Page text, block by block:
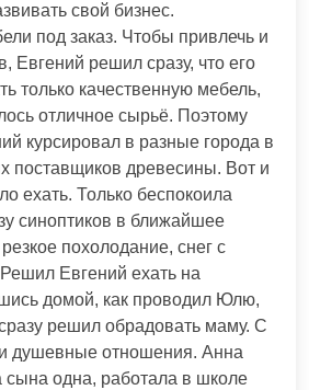
свой бизнес.
под заказ. Чтобы привлечь и
Евгений решил сразу, что его
только качественную мебель,
отличное сырьё. Поэтому
курсировал в разные города в
поставщиков древесины. Вот и
ехать. Только беспокоила
синоптиков в ближайшее
похолодание, снег с
Евгений ехать на
домой, как проводил Юлю,
решил обрадовать маму. С
душевные отношения. Анна
сына одна, работала в школе